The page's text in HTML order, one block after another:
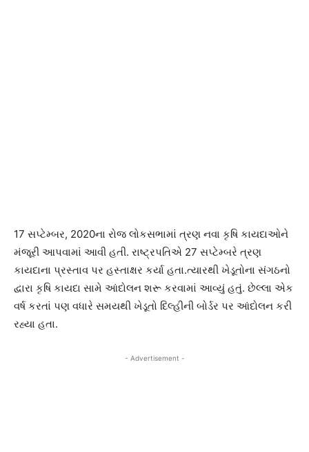
17 સપ્ટેમ્બર, 2020ના રોજ લોકસભામાં ત્રણ નવા કૃષિ કાયદાઓને
મંજૂરી આપવામાં આવી હતી. રાષ્ટ્રપતિએ 27 સપ્ટેમ્બરે ત્રણ
કાયદાના પ્રસ્તાવ પર હસ્તાક્ષર કર્યા હતા.ત્યારથી ખેડૂતોના સંગઠનો
દ્વારા કૃષિ કાયદા સામે આંદોલન શરૂ કરવામાં આવ્યું હતું. છેલ્લા એક
વર્ષ કરતાં પણ વધારે સમયથી ખેડૂતો દિલ્હીની બોર્ડર પર આંદોલન કરી
રહ્યા હતા.
- Advertisement -